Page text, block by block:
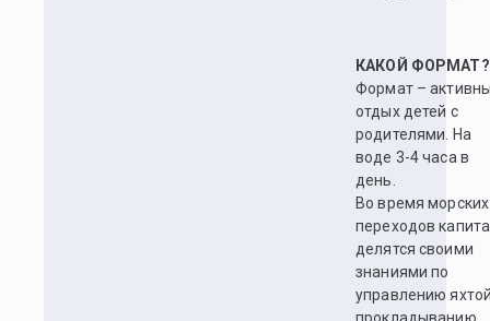
КАКОЙ ФОРМАТ?
Формат –
отдых детей с
родителями. На
воде 3-4 часа в
день.
Во время морских
переходов
делятся своими
знаниями по
управлению